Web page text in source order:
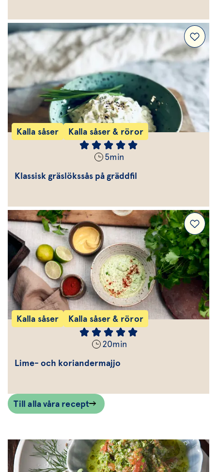
Kalla såser Kalla såser & röror
5min
Klassisk gräslökssås på gräddfil
Kalla såser Kalla såser & röror
20min
Lime- och koriandermajjo
Till alla våra recept